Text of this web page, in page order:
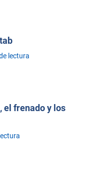
lectura
el frenado y los